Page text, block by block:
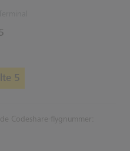
5
5
Codeshare-flygnummer: